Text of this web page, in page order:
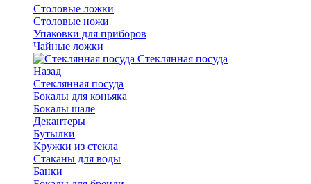
Столовые ложки
Столовые ножи
Упаковки для приборов
Чайные ложки
Стеклянная посуда
Назад
Стеклянная посуда
Бокалы для коньяка
Бокалы шале
Декантеры
Бутылки
Кружки из стекла
Стаканы для воды
Банки